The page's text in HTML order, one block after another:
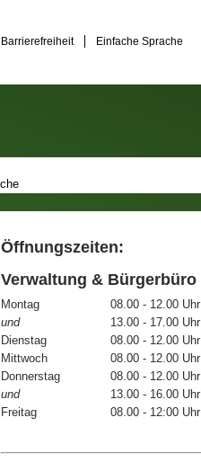
Barrierefreiheit Einfache Sprache
Öffnungszeiten:
Verwaltung & Bürgerbüro
Montag
08.00 - 12.00 Uhr
und
13.00 - 17.00 Uhr
Dienstag
08.00 - 12.00 Uhr
Mittwoch
08.00 - 12.00 Uhr
Donnerstag
08.00 - 12.00 Uhr
und
13.00 - 16.00 Uhr
Freitag
08.00 - 12:00 Uhr